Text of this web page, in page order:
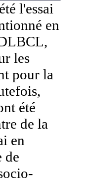
l'essai
en
les
pour la
été
de la
en
de